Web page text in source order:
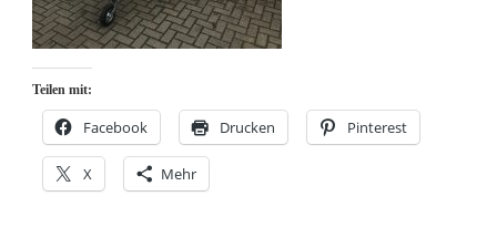
Teilen mit:
Facebook Drucken Pinterest
X Mehr